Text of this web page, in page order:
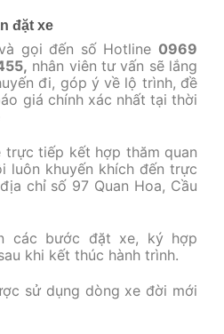
đặt xe
gọi đến số Hotline 0969
nhân viên tư vấn sẽ lắng
đi, góp ý về lộ trình, đề
giá chính xác nhất tại thời
trực tiếp kết hợp thăm quan
luôn khuyến khích đến trực
chỉ số 97 Quan Hoa, Cầu
các bước đặt xe, ký hợp
khi kết thúc hành trình.
sử dụng dòng xe đời mới